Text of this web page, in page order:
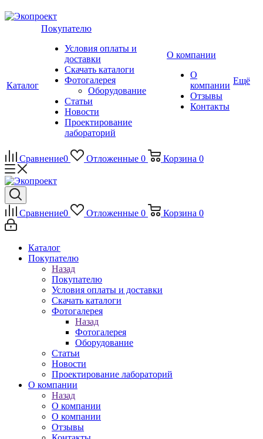
Каталог
Покупателю
Условия оплаты и
доставки
Скачать каталоги
Фотогалерея
Оборудование
Статьи
Новости
Проектирование
лабораторий
О компании
О
компании
Отзывы
Контакты
Ещё
Сравнение0 Отложенные 0 Корзина 0
Сравнение0 Отложенные 0 Корзина 0
Каталог
Покупателю
Назад
Покупателю
Условия оплаты и доставки
Скачать каталоги
Фотогалерея
Назад
Фотогалерея
Оборудование
Статьи
Новости
Проектирование лабораторий
О компании
Назад
О компании
О компании
Отзывы